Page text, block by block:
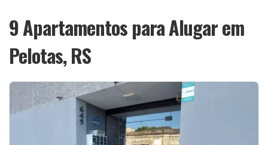
9 Apartamentos para Alugar em
Pelotas, RS